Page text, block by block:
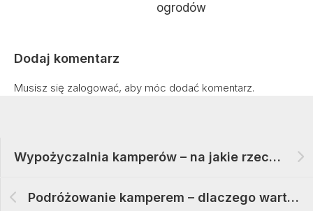
ogrodów
Dodaj komentarz
Musisz się zalogować, aby móc dodać komentarz.
Wypożyczalnia kamperów – na jakie rzeczy należy zwrócić uwagę przy wyborze
Podróżowanie kamperem – dlaczego warto zabrać ze sobą różne akcesoria